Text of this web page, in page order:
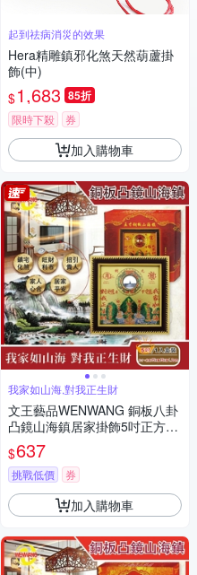
起到祛病消災的效果
Hera精雕鎮邪化煞天然葫蘆掛
飾(中)
$1,683 85折
限時下殺 券
加入購物車
我家如山海,對我正生財
文王藝品WENWANG 銅板八卦
凸鏡山海鎮居家掛飾5吋正方形
1組
$637
挑戰低價 券
加入購物車